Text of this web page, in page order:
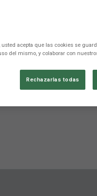
acepta que las cookies se
del mismo, y colaborar con
Rechazarlas todas